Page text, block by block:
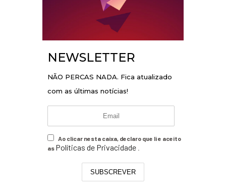
NEWSLETTER
NÃO PERCAS NADA. Fica atualizado
com as últimas notícias!
Ao clicar nesta caixa, declaro que li e aceito
as Políticas de Privacidade .
SUBSCREVER